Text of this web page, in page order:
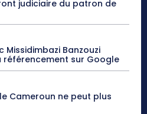
judiciaire du patron de
Missidimbazi Banzouzi
sur Google
Cameroun ne peut plus